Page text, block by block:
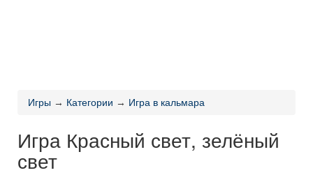
Игры → Категории → Игра в кальмара
Игра Красный свет, зелёный
свет